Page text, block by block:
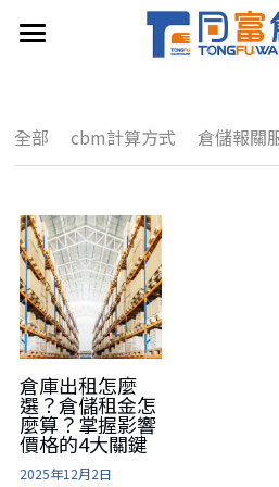
關於同富
服務項目
換算工具
最新消息
聯繫我們
繁體中文
繁體中文
全部 cbm計算方式 倉儲報關
倉庫出租怎麼
選？倉儲租金怎
麼算？掌握影響
價格的4大關鍵
2025年12月2日
部落格分